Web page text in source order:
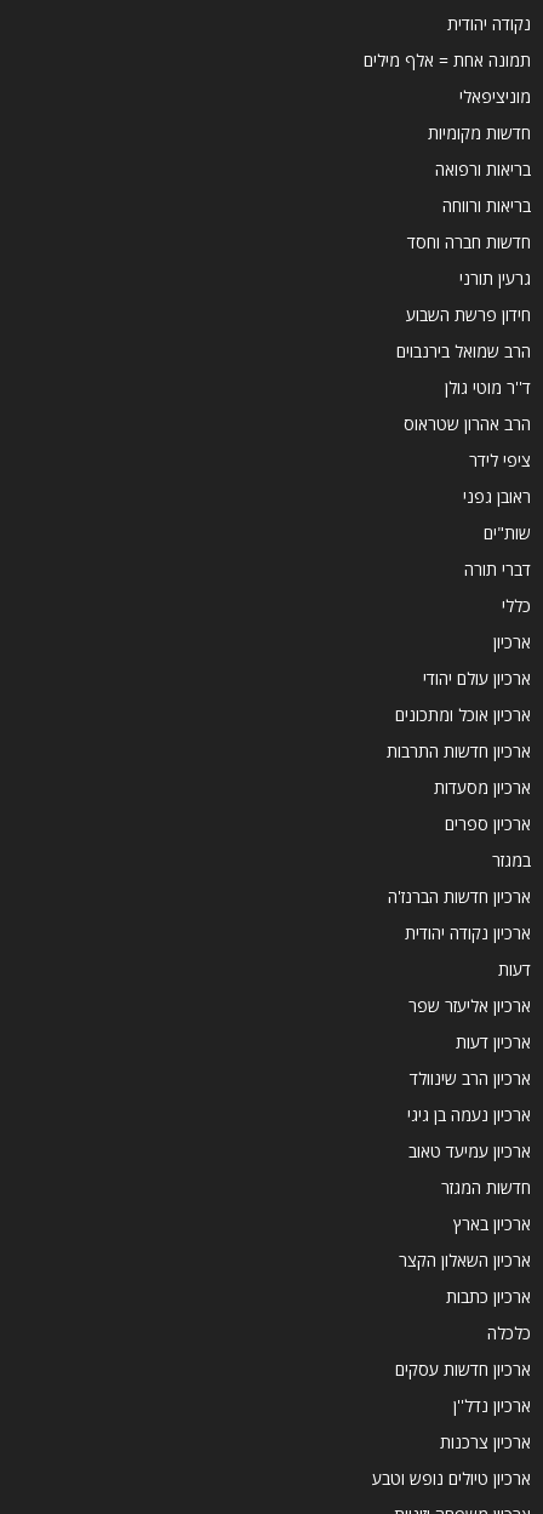
נקודה יהודית
תמונה אחת = אלף מילים
מוניציפאלי
חדשות מקומיות
בריאות ורפואה
בריאות ורווחה
חדשות חברה וחסד
גרעין תורני
חידון פרשת השבוע
הרב שמואל בירנבוים
ד''ר מוטי גולן
הרב אהרון שטראוס
ציפי לידר
ראובן גפני
שות"ים
דברי תורה
כללי
ארכיון
ארכיון עולם יהודי
ארכיון אוכל ומתכונים
ארכיון חדשות התרבות
ארכיון מסעדות
ארכיון ספרים
במגזר
ארכיון חדשות הברנז'ה
ארכיון נקודה יהודית
דעות
ארכיון אליעזר שפר
ארכיון דעות
ארכיון הרב שינוולד
ארכיון נעמה בן גיגי
ארכיון עמיעד טאוב
חדשות המגזר
ארכיון בארץ
ארכיון השאלון הקצר
ארכיון כתבות
כלכלה
ארכיון חדשות עסקים
ארכיון נדל''ן
ארכיון צרכנות
ארכיון טיולים נופש וטבע